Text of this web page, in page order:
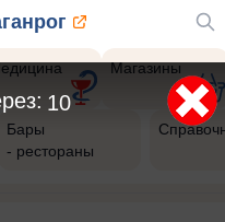
Магазины
Бары
- рестораны
8